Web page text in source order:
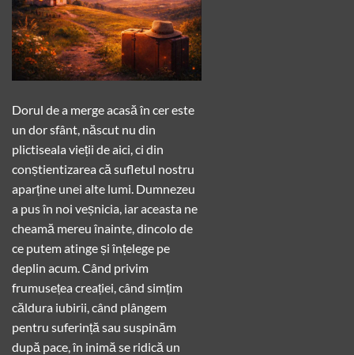
Dorul de a merge acasă în cer este
un dor sfânt, născut nu din
plictiseala vieții de aici, ci din
conștientizarea că sufletul nostru
aparține unei alte lumi. Dumnezeu
a pus în noi veșnicia, iar aceasta ne
cheamă mereu înainte, dincolo de
ce putem atinge și înțelege pe
deplin acum. Când privim
frumusețea creației, când simțim
căldura iubirii, când plângem
pentru suferință sau suspinăm
după pace, în inimă se ridică un